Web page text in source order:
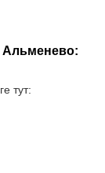
Альменево:
тут: